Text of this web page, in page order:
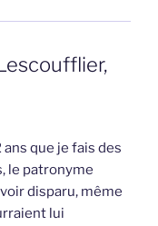
que je fais des
le patronyme
disparu, même
lui